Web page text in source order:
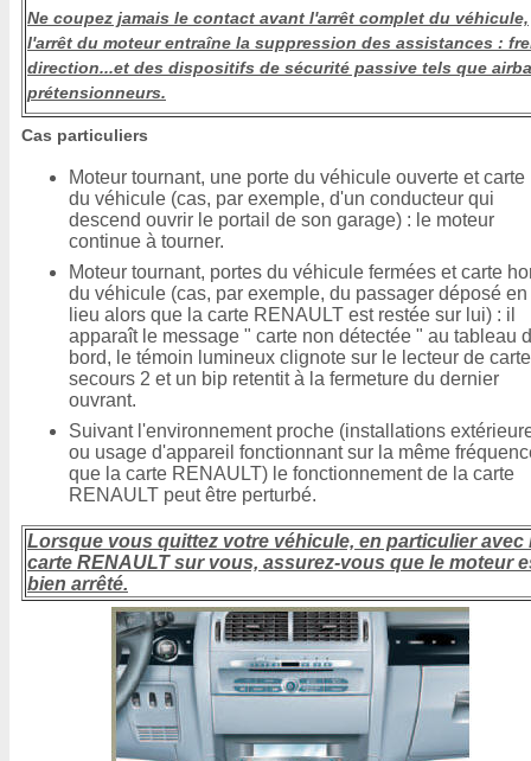
Ne coupez jamais le contact avant l'arrêt complet du véhicule,
l'arrêt du moteur entraîne la suppression des assistances :
direction...et des dispositifs de sécurité passive tels que
prétensionneurs.
Cas particuliers
Moteur tournant, une porte du véhicule ouverte et carte
du véhicule (cas, par exemple, d'un conducteur qui
descend ouvrir le portail de son garage) : le moteur
continue à tourner.
Moteur tournant, portes du véhicule fermées et carte
du véhicule (cas, par exemple, du passager déposé en
lieu alors que la carte RENAULT est restée sur lui) : il
apparaît le message " carte non détectée " au tableau
bord, le témoin lumineux clignote sur le lecteur de
secours 2 et un bip retentit à la fermeture du dernier
ouvrant.
Suivant l'environnement proche (installations
ou usage d'appareil fonctionnant sur la même
que la carte RENAULT) le fonctionnement de la carte
RENAULT peut être perturbé.
Lorsque vous quittez votre véhicule, en particulier avec
carte RENAULT sur vous, assurez-vous que le moteur
bien arrêté.